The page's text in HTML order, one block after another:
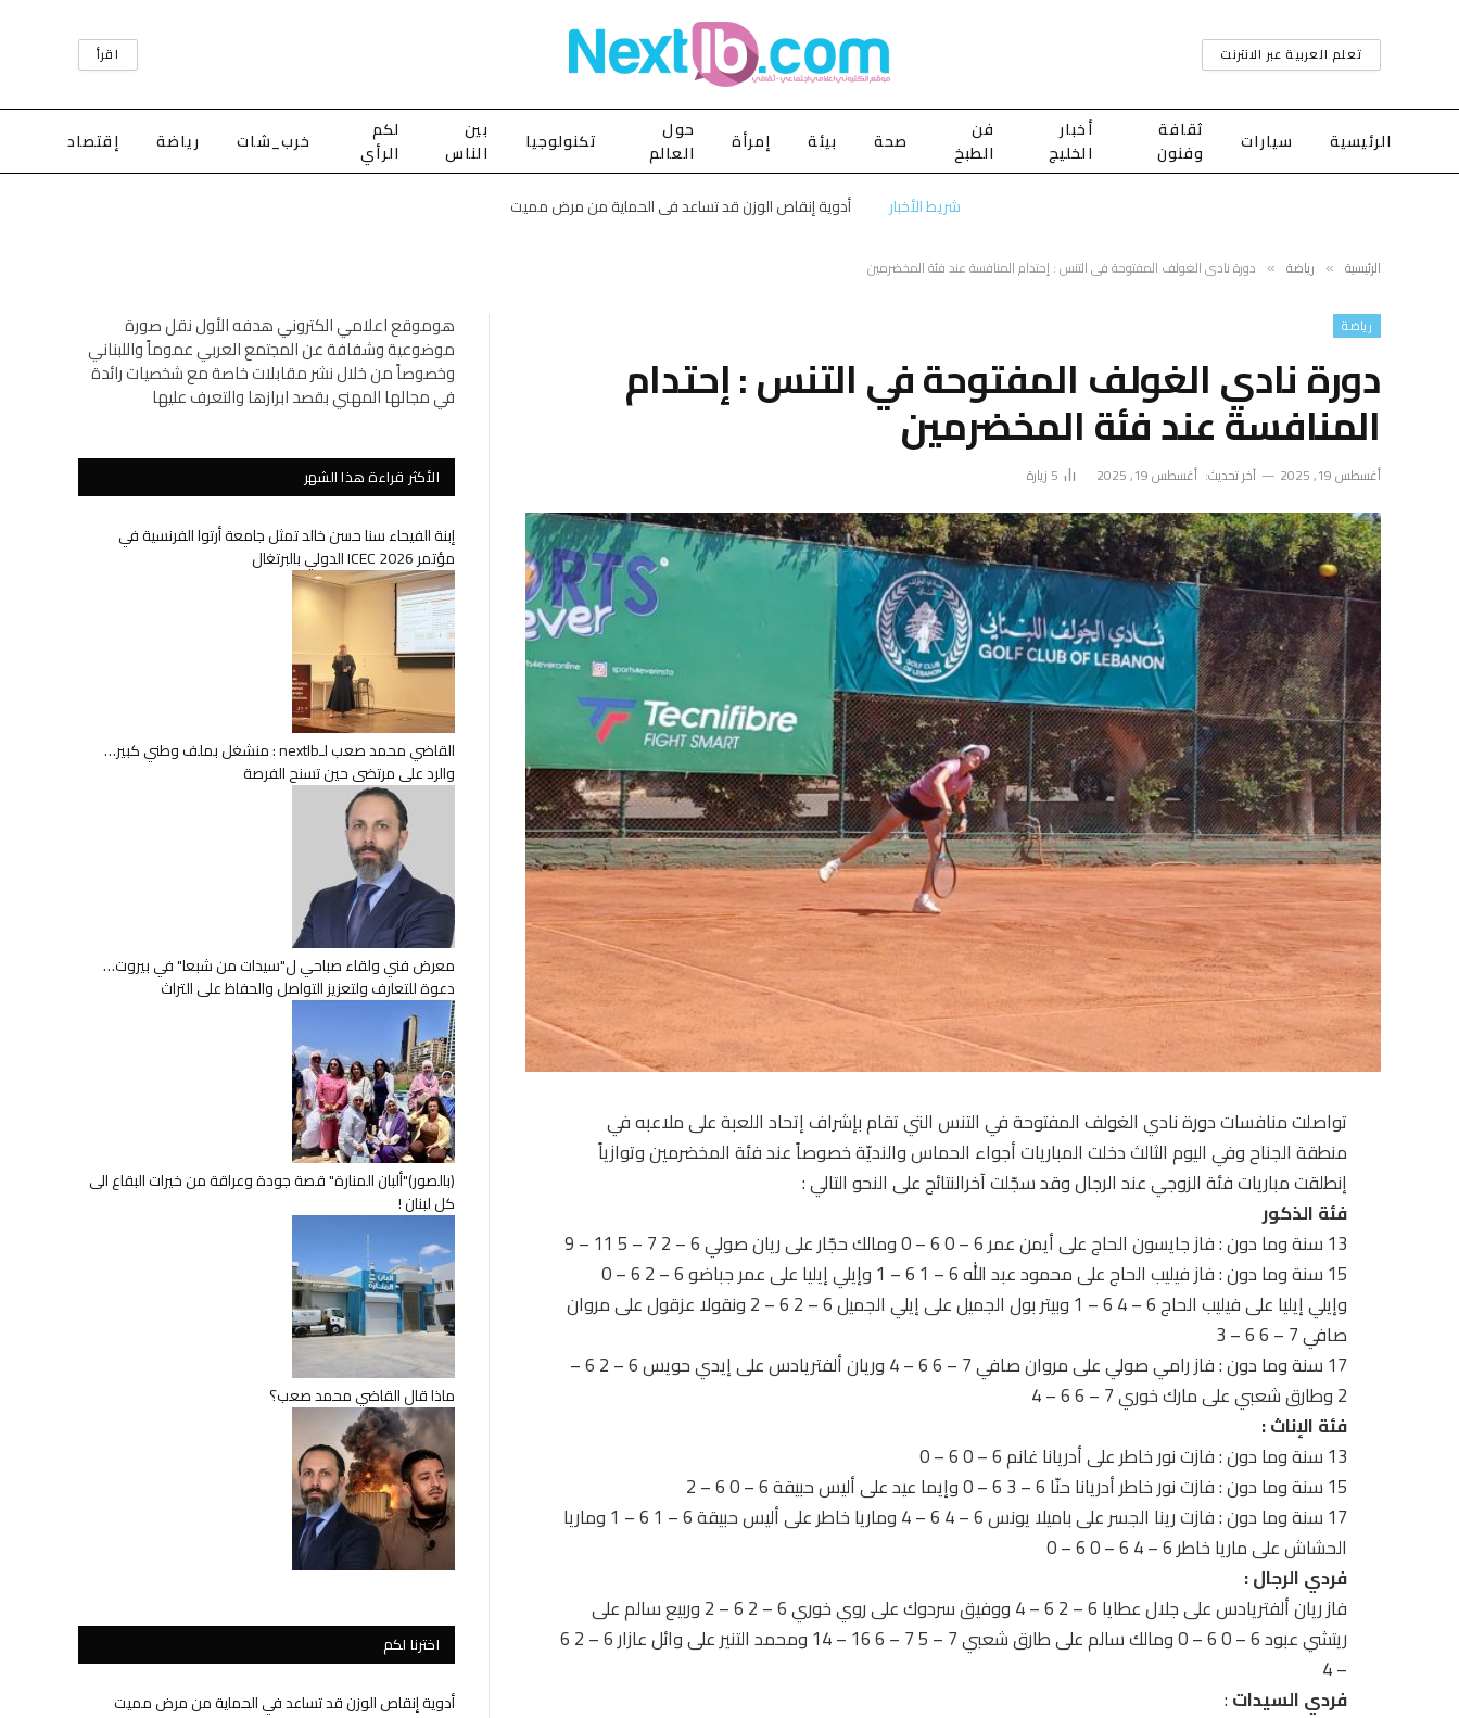
تعلم العربية عبر الانترنت اقرأ
الرئيسية سيارات
ثقافة
وفنون
أخبار
الخليج
فن
الطبخ
صحة بيئة إمرأة
حول
العالم
تكنولوجيا
بين
الناس
لكم
الرأي
خرب_شات رياضة إقتصاد
شريط الأخبار أدوية إنقاص الوزن قد تساعد في الحماية من مرض مميت
الرئيسية » رياضة » دورة نادي الغولف المفتوحة في التنس : إحتدام المنافسة عند فئة المخضرمين
رياضة
دورة نادي الغولف المفتوحة في التنس : إحتدام
المنافسة عند فئة المخضرمين
أغسطس 19, 2025 آخر تحديث: أغسطس 19, 2025 5 زيارة
تواصلت منافسات دورة نادي الغولف المفتوحة في التنس التي تقام بإشراف إتحاد اللعبة على ملاعبه في
منطقة الجناح وفي اليوم الثالث دخلت المباريات أجواء الحماس والنديّة خصوصاً عند فئة المخضرمين وتوازياً
إنطلقت مباريات فئة الزوجي عند الرجال وقد سجّلت آخرالنتائج على النحو التالي :
فئة الذكور
13 سنة وما دون : فاز جايسون الحاج على أيمن عمر 6 – 0 6 – 0 ومالك حجّار على ريان صولي 6 – 2 7 – 5 11 – 9
15 سنة وما دون : فاز فيليب الحاج على محمود عبد الله 6 – 1 6 – 1 وإيلي إيليا على عمر جباضو 6 – 2 6 – 0
وإيلي إيليا على فيليب الحاج 6 – 4 6 – 1 وبيتر بول الجميل على إيلي الجميل 6 – 2 6 – 2 ونقولا عزقول على مروان
صافي 7 – 6 6 – 3
17 سنة وما دون : فاز رامي صولي على مروان صافي 7 – 6 6 – 4 وريان ألفتريادس على إيدي حويس 6 – 2 6 –
2 وطارق شعبي على مارك خوري 7 – 6 6 – 4
فئة الإناث :
13 سنة وما دون : فازت نور خاطر على أدريانا غانم 6 – 0 6 – 0
15 سنة وما دون : فازت نور خاطر أدريانا حنّا 6 – 3 6 – 0 وإيما عيد على أليس حبيقة 6 – 0 6 – 2
17 سنة وما دون : فازت رينا الجسر على باميلا يونس 6 – 4 6 – 4 وماريا خاطر على أليس حبيقة 6 – 1 6 – 1 وماريا
الحشاش على ماريا خاطر 6 – 4 6 – 0 6 – 0
فردي الرجال :
فاز ريان ألفتريادس على جلال عطايا 6 – 2 6 – 4 ووفيق سردوك على روي خوري 6 – 2 6 – 2 وربيع سالم على
ريتشي عبود 6 – 0 6 – 0 ومالك سالم على طارق شعبي 7 – 5 7 – 6 16 – 14 ومحمد التنير على وائل عازار 6 – 2 6
– 4
فردي السيدات:
هوموقع اعلامي الكتروني هدفه الأول نقل صورة
موضوعية وشفافة عن المجتمع العربي عموماً واللبناني
وخصوصاً من خلال نشر مقابلات خاصة مع شخصيات رائدة
في مجالها المهني بقصد ابرازها والتعرف عليها
الأكثر قراءة هذا الشهر
إبنة الفيحاء سنا حسن خالد تمثل جامعة أرتوا الفرنسية في
مؤتمر ICEC 2026 الدولي بالبرتغال
القاضي محمد صعب لـnextlb : منشغل بملف وطني كبير…
والرد على مرتضى حين تسنح الفرصة
معرض فني ولقاء صباحي ل"سيدات من شبعا" في بيروت…
دعوة للتعارف ولتعزيز التواصل والحفاظ على التراث
(بالصور)"ألبان المنارة" قصة جودة وعراقة من خيرات البقاع الى
كل لبنان !
ماذا قال القاضي محمد صعب؟
اخترنا لكم
أدوية إنقاص الوزن قد تساعد في الحماية من مرض مميت